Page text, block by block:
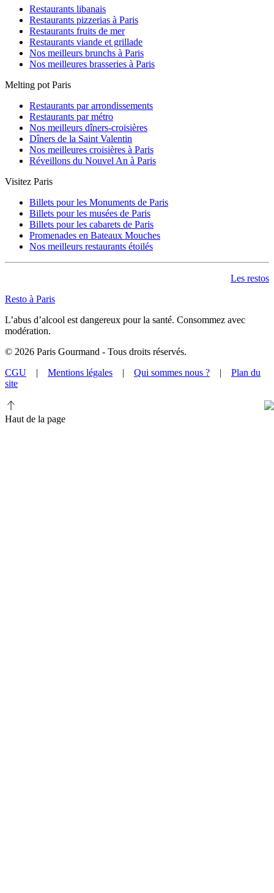
Restaurants libanais
Restaurants pizzerias à Paris
Restaurants fruits de mer
Restaurants viande et grillade
Nos meilleurs brunchs à Paris
Nos meilleures brasseries à Paris
Melting pot Paris
Restaurants par arrondissements
Restaurants par métro
Nos meilleurs dîners-croisières
Dîners de la Saint Valentin
Nos meilleures croisières à Paris
Réveillons du Nouvel An à Paris
Visitez Paris
Billets pour les Monuments de Paris
Billets pour les musées de Paris
Billets pour les cabarets de Paris
Promenades en Bateaux Mouches
Nos meilleurs restaurants étoilés
Les restos
Resto à Paris
L’abus d’alcool est dangereux pour la santé. Consommez avec
modération.
© 2026 Paris Gourmand - Tous droits réservés.
CGU | Mentions légales | Qui sommes nous ? | Plan du
site
Haut de la page